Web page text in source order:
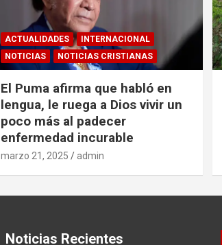
ACTUALIDADES
INTERNACIONAL
NOTICIAS
NOTICIAS CRISTIANAS
El Puma afirma que habló en
lengua, le ruega a Dios vivir un
poco más al padecer
enfermedad incurable
marzo 21, 2025 admin
Noticias Recientes